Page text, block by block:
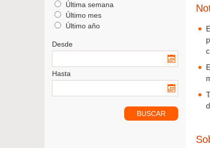
Última semana
Último mes
Último año
Desde
Hasta